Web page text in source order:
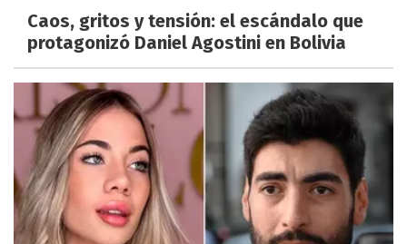
Caos, gritos y tensión: el escándalo que
protagonizó Daniel Agostini en Bolivia